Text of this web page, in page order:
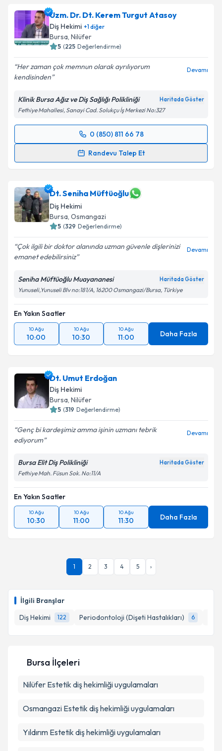
İlgili Branşlar
Diş Hekimi
122 Periodontoloji (Dişeti Hastalıkları) 6
Uzm. Dr. Dt. Kerem Turgut Atasoy
Diş Hekimi +1diğer
Bursa, Nilüfer
5 (225 Değerlendirme)
Her zaman çok memnun olarak ayrılıyorum
kendisinden
Devamı
Klinik Bursa Ağız ve Diş Sağlığı Polikliniği Haritada Göster
Fethiye Mahallesi, Sanayi Cad. Solukçu İş Merkezi No:327
0 (850) 811 66 78
Randevu Talep Et
Randevu Takvimi Talebi
almanız için bir takvim hazırlandığında e-posta ile
bilgilendireceğiz.
E-posta Adresiniz
Metni'ni okudum ve kişisel verilerimin belirtilen
kapsamda işlenmesini kabul ediyorum.
Takvim Talebini Gönder
Dt. Seniha Müftüoğlu
Diş Hekimi
Bursa, Osmangazi
5 (329 Değerlendirme)
Çok ilgili bir doktor alanında uzman güvenle dişlerinizi
emanet edebilirsiniz
Devamı
Seniha Müftüoğlu Muayananesi Haritada Göster
Yunuseli,Yunuseli Blv no:181/A, 16200 Osmangazi/Bursa, Türkiye
En Yakın Saatler
10 Ağu
10:00
10 Ağu
10:30
10 Ağu
11:00 Daha Fazla
Dt. Umut Erdoğan
Diş Hekimi
Bursa, Nilüfer
5 (319 Değerlendirme)
Genç bi kardeşimiz amma işinin uzmanı tebrik
ediyorum
Devamı
Bursa Elit Diş Polikliniği Haritada Göster
Fethiye Mah. Füsun Sok. No:11/A
En Yakın Saatler
10 Ağu
10:30
10 Ağu
11:00
10 Ağu
11:30 Daha Fazla
1 2 3 4 5 ›
Bursa İlçeleri
Nilüfer Estetik diş hekimliği uygulamaları
Osmangazi Estetik diş hekimliği uygulamaları
Yıldırım Estetik diş hekimliği uygulamaları